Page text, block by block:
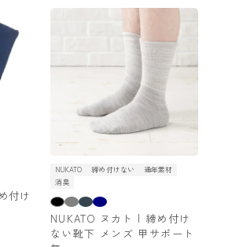
付け
NUKATO 締め付けない
通年素材
消臭
NUKATO ヌカト | 締め付け
ない靴下 メンズ 甲サポート